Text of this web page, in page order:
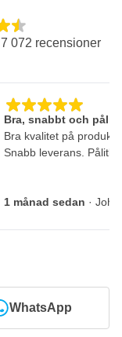
7 072 recensioner
Bra, snabbt och
Bra kvalitet på
Snabb leverans.
1 månad sedan ·
WhatsApp